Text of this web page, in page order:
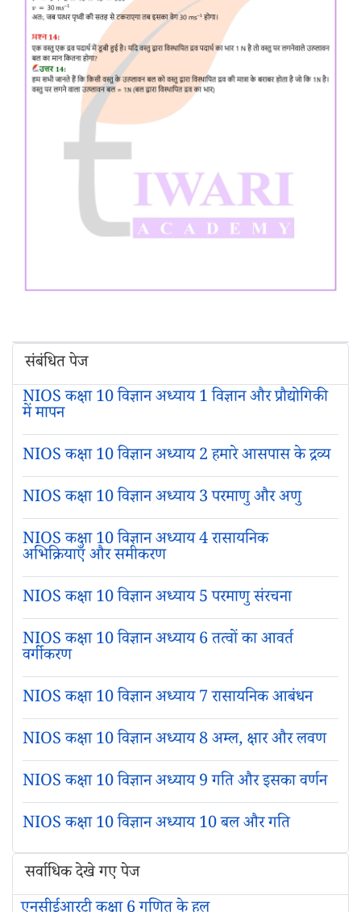
संबंधित पेज
NIOS कक्षा 10 विज्ञान अध्याय 1 विज्ञान और प्रौद्योगिकी
में मापन
NIOS कक्षा 10 विज्ञान अध्याय 2 हमारे आसपास के द्रव्य
NIOS कक्षा 10 विज्ञान अध्याय 3 परमाणु और अणु
NIOS कक्षा 10 विज्ञान अध्याय 4 रासायनिक
अभिक्रियाएँ और समीकरण
NIOS कक्षा 10 विज्ञान अध्याय 5 परमाणु संरचना
NIOS कक्षा 10 विज्ञान अध्याय 6 तत्वों का आवर्त
वर्गीकरण
NIOS कक्षा 10 विज्ञान अध्याय 7 रासायनिक आबंधन
NIOS कक्षा 10 विज्ञान अध्याय 8 अम्ल, क्षार और लवण
NIOS कक्षा 10 विज्ञान अध्याय 9 गति और इसका वर्णन
NIOS कक्षा 10 विज्ञान अध्याय 10 बल और गति
सर्वाधिक देखे गए पेज